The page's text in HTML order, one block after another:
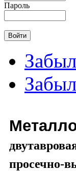
Пароль
просечно-